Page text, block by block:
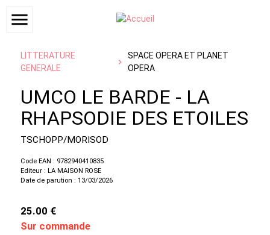
menu
LITTERATURE
GENERALE
SPACE OPERA ET PLANET
OPERA
UMCO LE BARDE - LA
RHAPSODIE DES ETOILES
TSCHOPP/MORISOD
Code EAN : 9782940410835
Editeur : LA MAISON ROSE
Date de parution : 13/03/2026
25.00 €
Sur commande